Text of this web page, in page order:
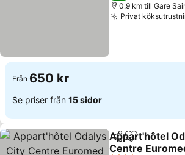
0.9 km till Gare
Privat
Från 650 kr
Se priser från 15 sidor
Dela Lägg till i
Appart'hôtel
Centre